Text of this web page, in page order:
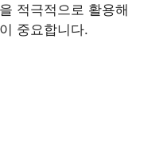
적극적으로 활용해
중요합니다.